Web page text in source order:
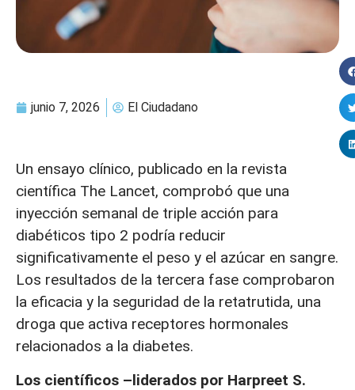
junio 7, 2026 El Ciudadano
Un ensayo clínico, publicado en la revista
científica The Lancet, comprobó que una
inyección semanal de triple acción para
diabéticos tipo 2 podría reducir
significativamente el peso y el azúcar en sangre.
Los resultados de la tercera fase comprobaron
la eficacia y la seguridad de la retatrutida, una
droga que activa receptores hormonales
relacionados a la diabetes.
Los científicos –liderados por Harpreet S.